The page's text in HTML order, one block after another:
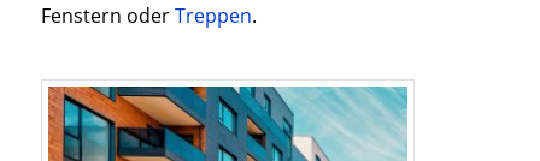
Fenstern oderTreppen.